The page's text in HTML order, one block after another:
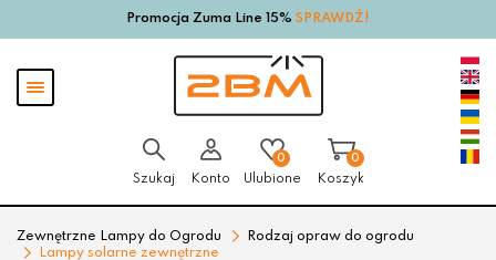
Przejdź
głównego
Przejdź
menu
stopce
Promocja Zuma Line 15% SPRAWDŹ!
Pokaż
menu
Szukaj Konto
0
Ulubione
0
Koszyk
Zewnętrzne Lampy do Ogrodu
Rodzaj opraw do ogrodu
Lampy solarne zewnętrzne